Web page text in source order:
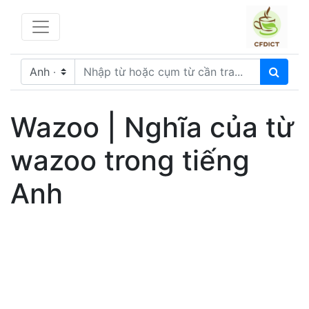
Wazoo | Nghĩa của từ
wazoo trong tiếng
Anh